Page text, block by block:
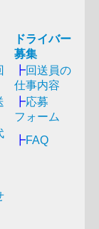
ドライバー
募集
┣回送員の
仕事内容
┣応募
フォーム
┣FAQ